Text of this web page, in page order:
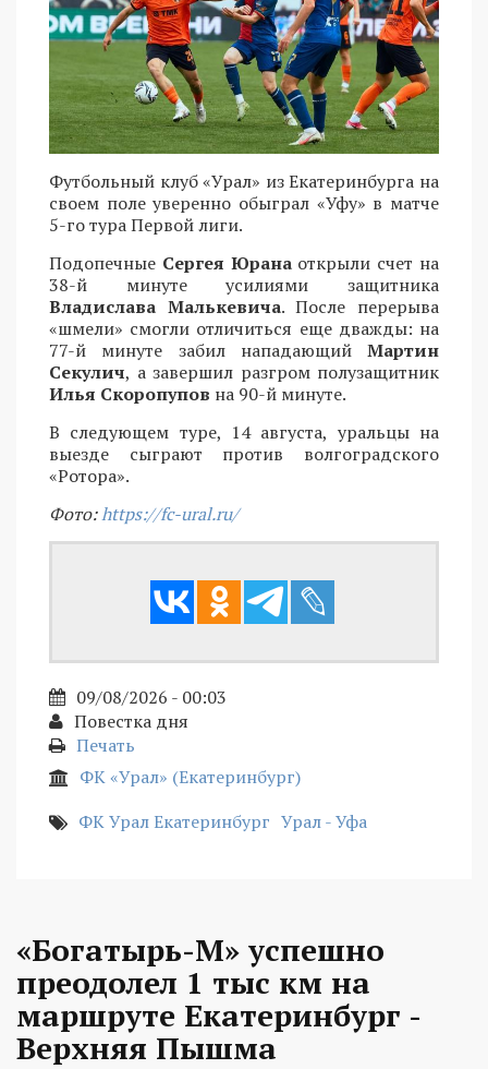
Футбольный клуб «Урал» из Екатеринбурга на
своем поле уверенно обыграл «Уфу» в матче
5-го тура Первой лиги.
Подопечные Сергея Юрана открыли счет на
38-й минуте усилиями защитника
Владислава Малькевича. После перерыва
«шмели» смогли отличиться еще дважды: на
77-й минуте забил нападающий Мартин
Секулич, а завершил разгром полузащитник
Илья Скоропупов на 90-й минуте.
В следующем туре, 14 августа, уральцы на
выезде сыграют против волгоградского
«Ротора».
Фото:https://fc-ural.ru/
09/08/2026 - 00:03
Повестка дня
Печать
ФК «Урал» (Екатеринбург)
ФК Урал Екатеринбург Урал - Уфа
«Богатырь-М» успешно
преодолел 1 тыс км на
маршруте Екатеринбург -
Верхняя Пышма